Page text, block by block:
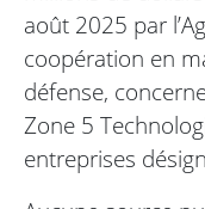
août 2025 par
coopération en
défense,
Zone 5
entreprises